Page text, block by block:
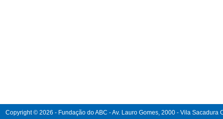
Copyright © 2026 - Fundação do ABC - Av. Lauro Gomes, 2000 - Vila